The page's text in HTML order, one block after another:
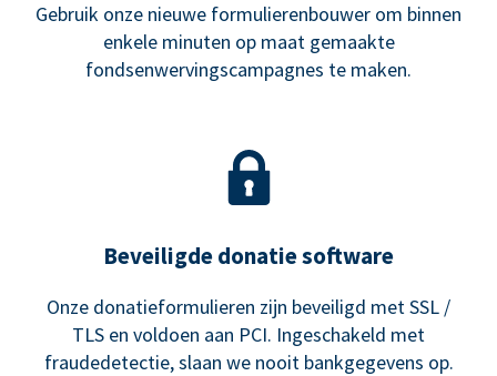
Gebruik onze nieuwe formulierenbouwer om binnen
enkele minuten op maat gemaakte
fondsenwervingscampagnes te maken.
Beveiligde donatie software
Onze donatieformulieren zijn beveiligd met SSL /
TLS en voldoen aan PCI. Ingeschakeld met
fraudedetectie, slaan we nooit bankgegevens op.